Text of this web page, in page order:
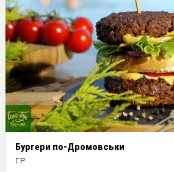
Бургери по-Дромовськи
ГР